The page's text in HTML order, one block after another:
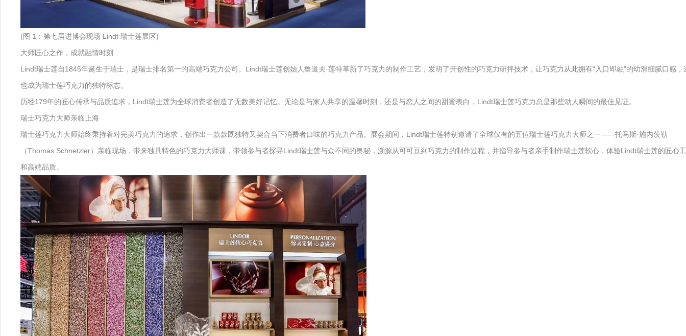
(图 1：第七届进博会现场 Lindt 瑞士莲展区)
大师匠心之作，成就融情时刻
Lindt瑞士莲自1845年诞生于瑞士，是瑞士排名第一的高端巧克力公司。Lindt瑞士莲创始人鲁道夫·莲特革新了巧克力的制作工艺，发明了开创性的巧克力研拌技术，让巧克力从此拥有“入口即融”的幼滑细腻口感，
也成为瑞士莲巧克力的独特标志。
历经179年的匠心传承与品质追求，Lindt瑞士莲为全球消费者创造了无数美好记忆。无论是与家人共享的温馨时刻，还是与恋人之间的甜蜜表白，Lindt瑞士莲巧克力总是那些动人瞬间的最佳见证。
瑞士巧克力大师亲临上海
瑞士莲巧克力大师始终秉持着对完美巧克力的追求，创作出一款款既独特又契合当下消费者口味的巧克力产品。展会期间，Lindt瑞士莲特别邀请了全球仅有的五位瑞士莲巧克力大师之一——托马斯·施内茨勒
（Thomas Schnetzler）亲临现场，带来独具特色的巧克力大师课，带领参与者探寻Lindt瑞士莲与众不同的奥秘，溯源从可可豆到巧克力的制作过程，并指导参与者亲手制作瑞士莲软心，体验Lindt瑞士莲的匠心
和高端品质。